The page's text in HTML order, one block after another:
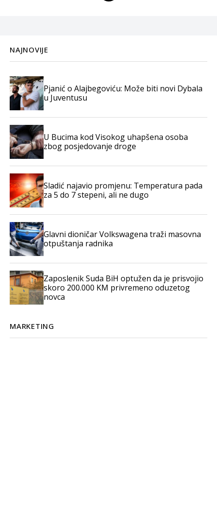
NAJNOVIJE
Pjanić o Alajbegoviću: Može biti novi Dybala
u Juventusu
U Bucima kod Visokog uhapšena osoba
zbog posjedovanje droge
Sladić najavio promjenu: Temperatura pada
za 5 do 7 stepeni, ali ne dugo
Glavni dioničar Volkswagena traži masovna
otpuštanja radnika
Zaposlenik Suda BiH optužen da je prisvojio
skoro 200.000 KM privremeno oduzetog
novca
MARKETING